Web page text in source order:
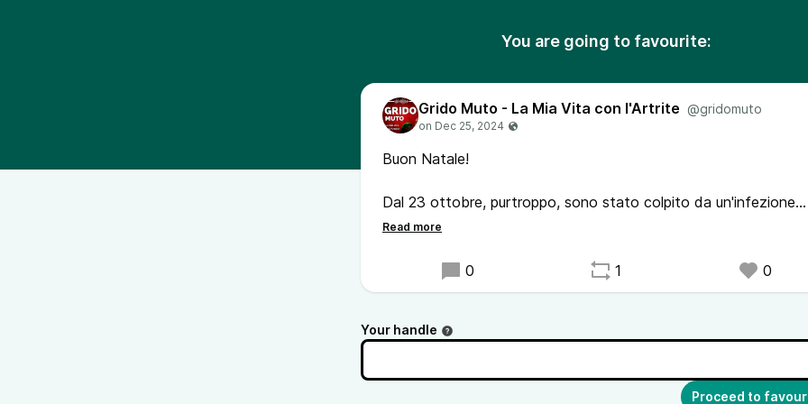
You are going to favourite:
Grido Muto - La Mia Vita con l'Artrite @gridomuto
Buon Natale!
Dal 23 ottobre, purtroppo, sono stato colpito da un'infezione
durissima alle vie respiratorie che non se n'è ancora andata.
In queste condizioni e con tutte le terapie tentate per debellarla,
la voce se n'è andata completamente per diverse settimane,
storia.
0 1 0
Your handle
Proceed to